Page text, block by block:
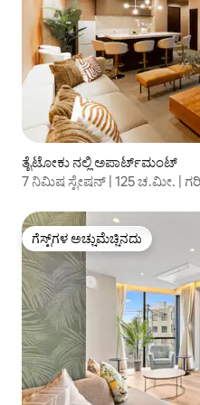
ತೈಟೋಕು ನಲ್ಲಿ ಅಪಾರ್ಟ್‌ಮಂಟ್
7 ನಿಮಿಷ ಸ್ಟೇಷನ್ | 125 ಚ.ಮೀ. |
ಗೆಸ್ಟ್‌ಗಳ ಅಚ್ಚುಮೆಚ್ಚಿನದು
ಗೆಸ್ಟ್‌ಗಳ ಅಚ್ಚುಮೆಚ್ಚಿನದು